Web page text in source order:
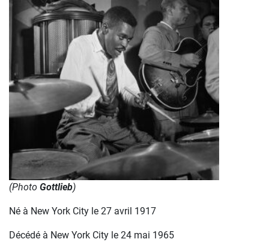
(Photo Gottlieb)
Né à New York City le 27 avril 1917
Décédé à New York City le 24 mai 1965